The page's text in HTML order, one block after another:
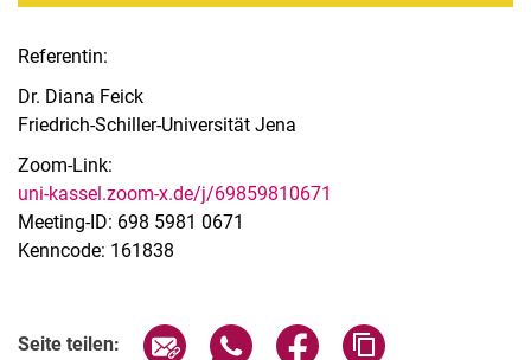
Referentin:
Dr. Diana Feick
Friedrich-Schiller-Universität Jena
Zoom-Link:
uni-kassel.zoom-x.de/j/69859810671
Meeting-ID: 698 5981 0671
Kenncode: 161838
Seite teilen: Seite über E-Mail teilen
Seite über WhatsApp teilen
Seite über Facebook